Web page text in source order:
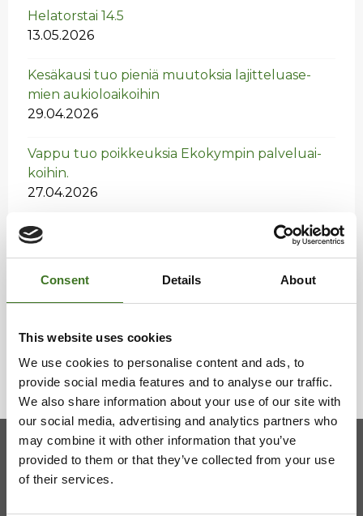
Consent Details About
This website uses cookies
We use cookies to personalise content and ads, to
provide social media features and to analyse our traffic.
We also share information about your use of our site with
our social media, advertising and analytics partners who
may combine it with other information that you’ve
provided to them or that they’ve collected from your use
of their services.
He­la­tors­tai 14.5
13.05.2026
Ke­sä­kausi tuo pie­niä muu­tok­sia la­jit­te­lua­se­
mien au­kio­loai­koi­hin
29.04.2026
Vappu tuo poik­keuk­sia Eko­kym­pin pal­ve­luai­
koi­hin.
27.04.2026
Risu-Mat­ti­la on avat­tu!
27.03.2026
Kainuun jätehuollon kuntayhtymä